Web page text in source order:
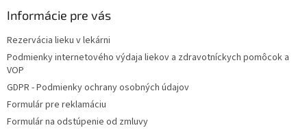
Informácie pre vás
Rezervácia lieku v lekárni
Podmienky internetového výdaja liekov a zdravotníckych pomôcok a
VOP
GDPR - Podmienky ochrany osobných údajov
Formulár pre reklamáciu
Formulár na odstúpenie od zmluvy